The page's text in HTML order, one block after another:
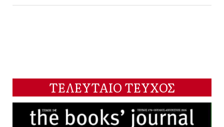
ΤΕΛΕΥΤΑΙΟ ΤΕΥΧΟΣ